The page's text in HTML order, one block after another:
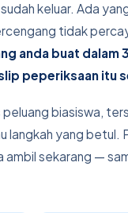
keluar. Ada
tidak
anda buat dalam
peperiksaan itu
biasiswa,
langkah yang betul.
ambil sekarang —